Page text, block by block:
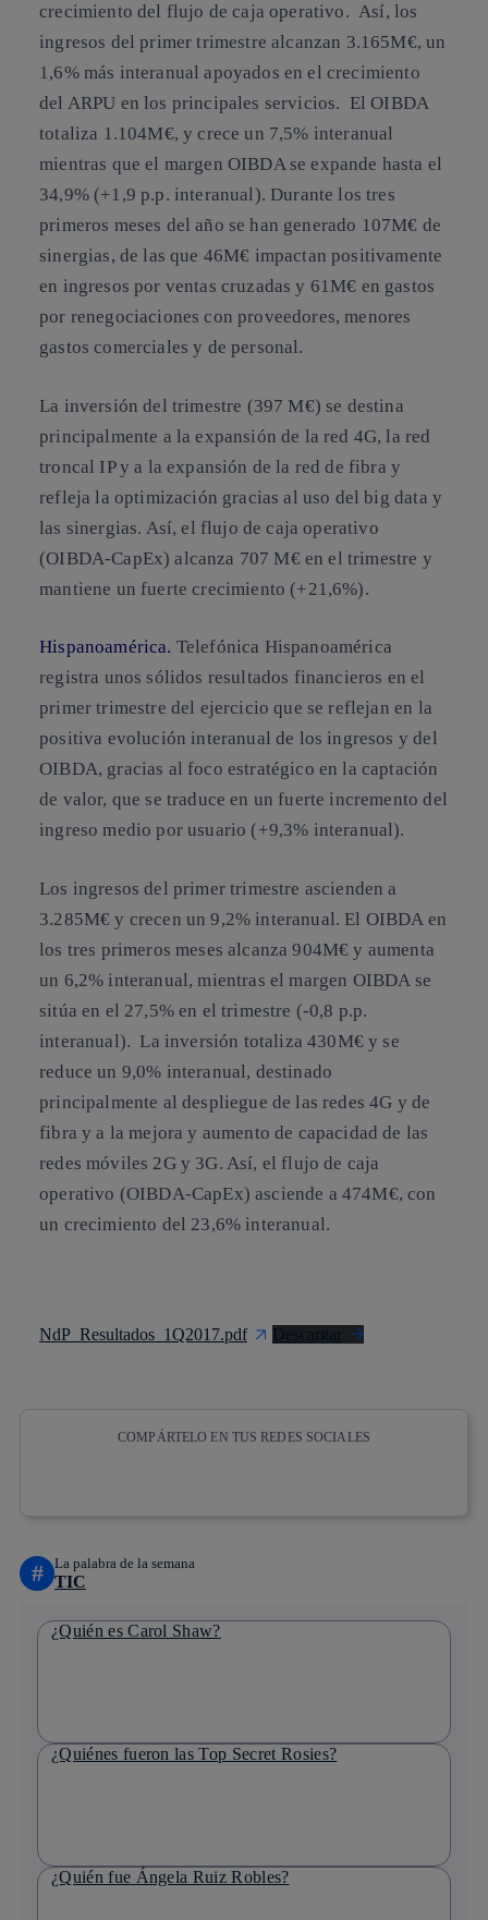
crecimiento del flujo de caja operativo. Así, los
ingresos del primer trimestre alcanzan 3.165M€, un
1,6% más interanual apoyados en el crecimiento
del ARPU en los principales servicios. El OIBDA
totaliza 1.104M€, y crece un 7,5% interanual
mientras que el margen OIBDA se expande hasta el
34,9% (+1,9 p.p. interanual). Durante los tres
primeros meses del año se han generado 107M€ de
sinergias, de las que 46M€ impactan positivamente
en ingresos por ventas cruzadas y 61M€ en gastos
por renegociaciones con proveedores, menores
gastos comerciales y de personal.
La inversión del trimestre (397 M€) se destina
principalmente a la expansión de la red 4G, la red
troncal IP y a la expansión de la red de fibra y
refleja la optimización gracias al uso del big data y
las sinergias. Así, el flujo de caja operativo
(OIBDA-CapEx) alcanza 707 M€ en el trimestre y
mantiene un fuerte crecimiento (+21,6%).
Hispanoamérica. Telefónica Hispanoamérica
registra unos sólidos resultados financieros en el
primer trimestre del ejercicio que se reflejan en la
positiva evolución interanual de los ingresos y del
OIBDA, gracias al foco estratégico en la captación
de valor, que se traduce en un fuerte incremento del
ingreso medio por usuario (+9,3% interanual).
Los ingresos del primer trimestre ascienden a
3.285M€ y crecen un 9,2% interanual. El OIBDA en
los tres primeros meses alcanza 904M€ y aumenta
un 6,2% interanual, mientras el margen OIBDA se
sitúa en el 27,5% en el trimestre (-0,8 p.p.
interanual). La inversión totaliza 430M€ y se
reduce un 9,0% interanual, destinado
principalmente al despliegue de las redes 4G y de
fibra y a la mejora y aumento de capacidad de las
redes móviles 2G y 3G. Así, el flujo de caja
operativo (OIBDA-CapEx) asciende a 474M€, con
un crecimiento del 23,6% interanual.
NdP_Resultados_1Q2017.pdf Descargar
COMPÁRTELO EN TUS REDES SOCIALES
# La palabra de la semana
TIC
¿Quién es Carol Shaw?
¿Quiénes fueron las Top Secret Rosies?
¿Quién fue Ángela Ruiz Robles?